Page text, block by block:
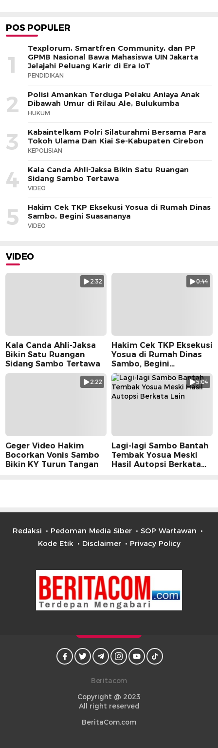
POS POPULER
1
Texplorum, Smartfren Community, dan PP
GPMB Nasional Bawa Mahasiswa UIN Jakarta
Jelajahi Peluang Karir di Era IoT
PENDIDIKAN
2
Polisi Amankan Terduga Pelaku Aniaya Anak
Dibawah Umur di Rilau Ale, Bulukumba
HUKUM
3
Kabaintelkam Polri Silaturahmi Bersama Para
Tokoh Ulama Dan Kiai Se-Kabupaten Cirebon
KEPOLISIAN
4
Kala Canda Ahli-Jaksa Bikin Satu Ruangan
Sidang Sambo Tertawa
VIDEO
5
Hakim Cek TKP Eksekusi Yosua di Rumah Dinas
Sambo, Begini Suasananya
VIDEO
VIDEO
2:32
Kala Canda Ahli-Jaksa
Bikin Satu Ruangan
Sidang Sambo Tertawa
0:44
Hakim Cek TKP Eksekusi
Yosua di Rumah Dinas
Sambo, Begini
Suasananya
2:22
Geger Video Hakim
Bocorkan Vonis Sambo
Bikin KY Turun Tangan
5:04
Lagi-lagi Sambo Bantah
Tembak Yosua Meski
Hasil Autopsi Berkata
Redaksi Pedoman Media Siber
SOP Wartawan
Kode Etik
Disclaimer Privacy Policy
Beritacom
Copyright @ 2023
All right reserved
BeritaCom.com